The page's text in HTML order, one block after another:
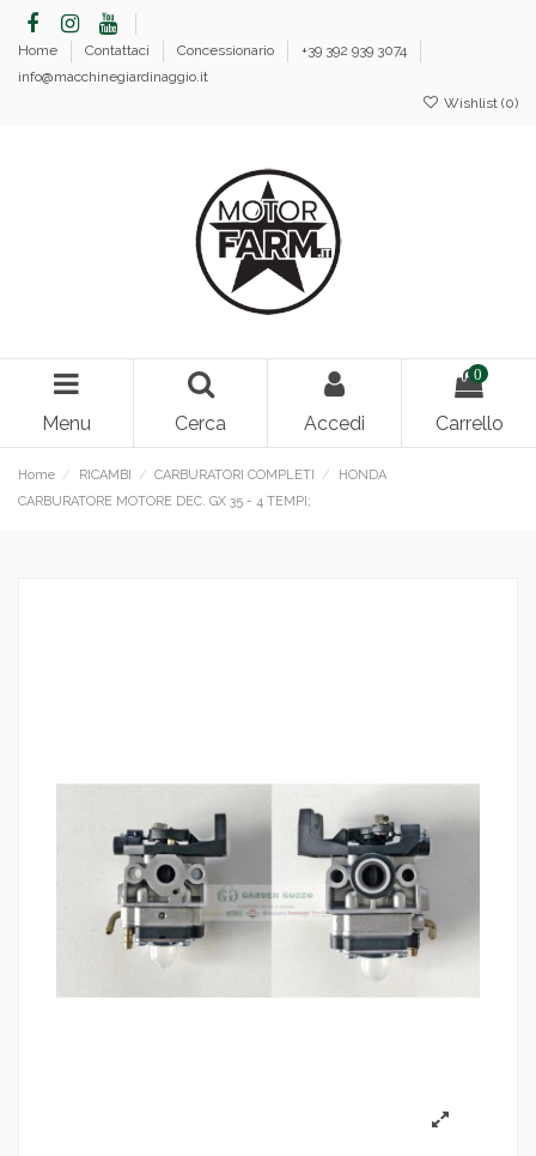
Home Contattaci Concessionario
+39 392 939 3074
info@macchinegiardinaggio.it
Wishlist (0)
Menu Cerca Accedi
0
Carrello
Home RICAMBI CARBURATORI COMPLETI
HONDA
CARBURATORE MOTORE DEC. GX 35 - 4 TEMPI;